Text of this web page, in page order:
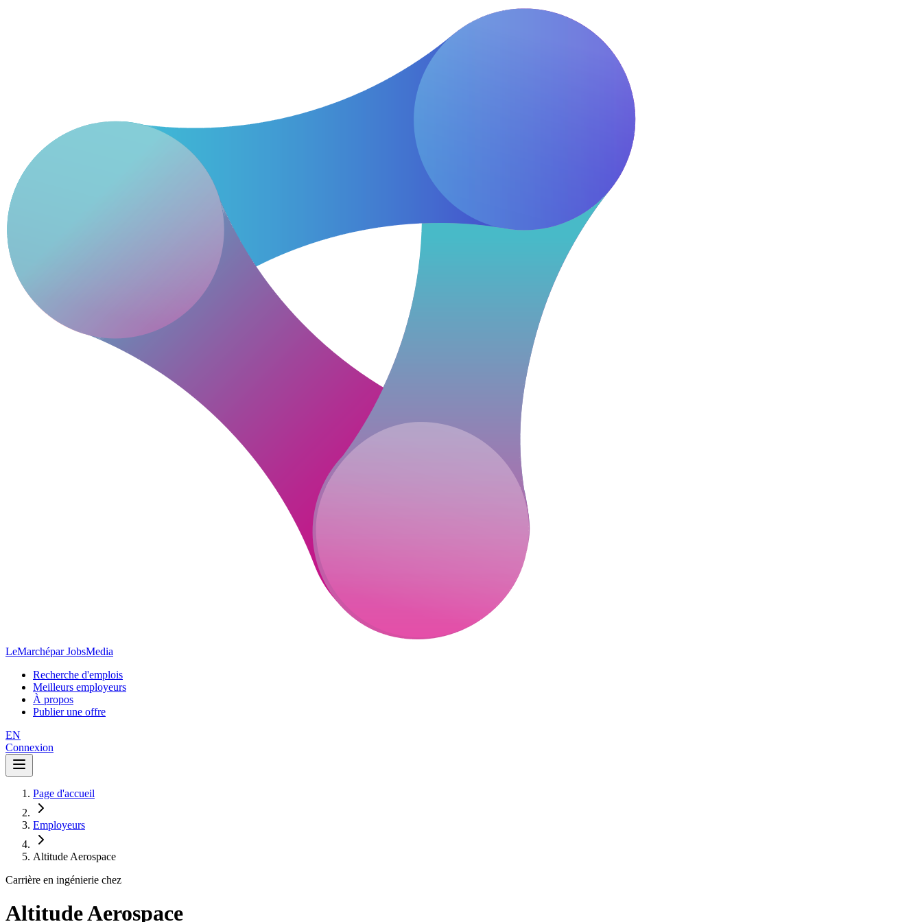
LeMarchépar JobsMedia
Recherche d'emplois
Meilleurs employeurs
À propos
Publier une offre
EN
Connexion
Page d'accueil
Employeurs
Altitude Aerospace
Carrière en ingénierie chez
Altitude Aerospace